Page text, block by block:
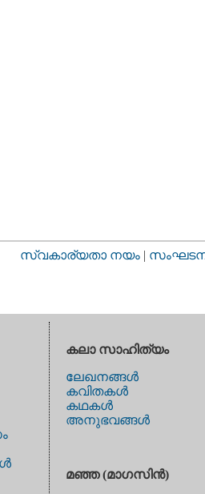
സ്വകാര്യതാ നയം |
കലാ സാഹിത്യം
ലേഖനങ്ങള്‍
കവിതകള്‍
കഥകള്‍
അനുഭവങ്ങള്‍
മഞ്ഞ (മാഗസിന്‍)